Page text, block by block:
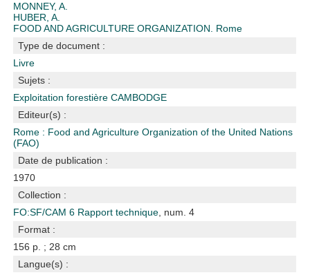
MONNEY, A.
HUBER, A.
FOOD AND AGRICULTURE ORGANIZATION. Rome
Type de document :
Livre
Sujets :
Exploitation forestièreCAMBODGE
Editeur(s) :
Rome : Food and Agriculture Organization of the United Nations
(FAO)
Date de publication :
1970
Collection :
FO:SF/CAM 6 Rapport technique , num. 4
Format :
156 p. ; 28 cm
Langue(s) :